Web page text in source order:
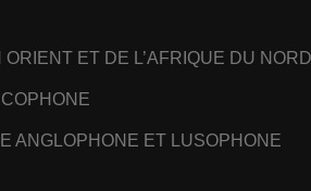
ORIENT ET DE L’AFRIQUE DU NORD
ANGLOPHONE ET LUSOPHONE